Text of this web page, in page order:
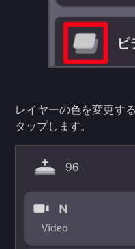
レイヤーの色を変更す
タップします。